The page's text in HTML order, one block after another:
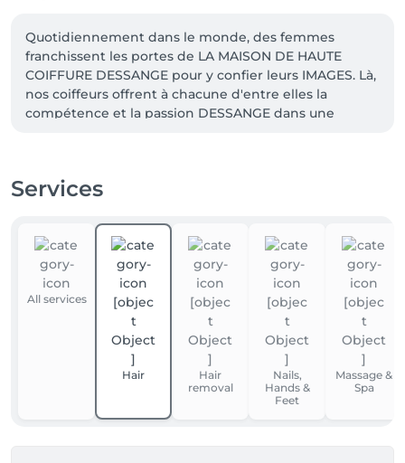
Quotidiennement dans le monde, des femmes
franchissent les portes de LA MAISON DE HAUTE
COIFFURE DESSANGE pour y confier leurs IMAGES. Là,
nos coiffeurs offrent à chacune d'entre elles la
compétence et la passion DESSANGE dans une
font vivre une expérience unique portée par
Nos coiffeurs vous proposent d'entrer dans l'univers
de l'élégance et du glamour, avec des services
personnalisés pour composer avec votre style et
révéler votre allure: coiffure, spa du cheveu, soin et
maquillage, manucurie...
Trouvez LA MAISON DE BEAUTE DESSANGE le plus
proche de chez vous et poussez les portes de
Services
All services
Hair
Hair
removal
Nails,
Hands &
Feet
Massage &
Spa